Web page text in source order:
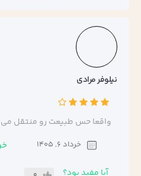
نیلوفر مرادی
واقعا حس طبیعت رو منتقل
خرداد 6, 1405
آیا مفید بود؟